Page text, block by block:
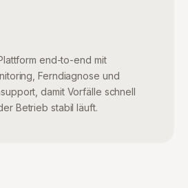
end-to-end mit
Ferndiagnose und
damit Vorfälle schnell
Betrieb stabil läuft.